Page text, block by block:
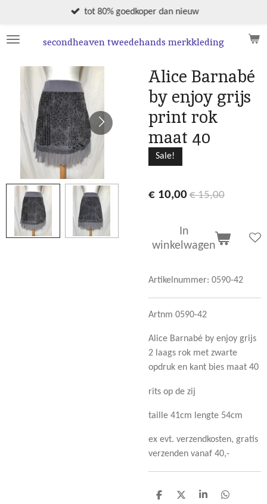
naar
hoofdinhoud
secondheaven tweedehands merkkleding
tot 80% goedkoper dan nieuw
Alice Barnabé
by enjoy grijs
print rok
maat 40
Sale!
€ 10,00 € 15,00
In
winkelwagen
Artikelnummer: 0590-42
Artnm 0590-42
Alice Barnabé by enjoy grijs
2 laags rok met zwarte
opdruk en kant bies maat 40
rits op de zij
taille 41cm lengte 54cm
ex evt. verzendkosten, gratis
verzenden vanaf 40,-
D
D
S
D